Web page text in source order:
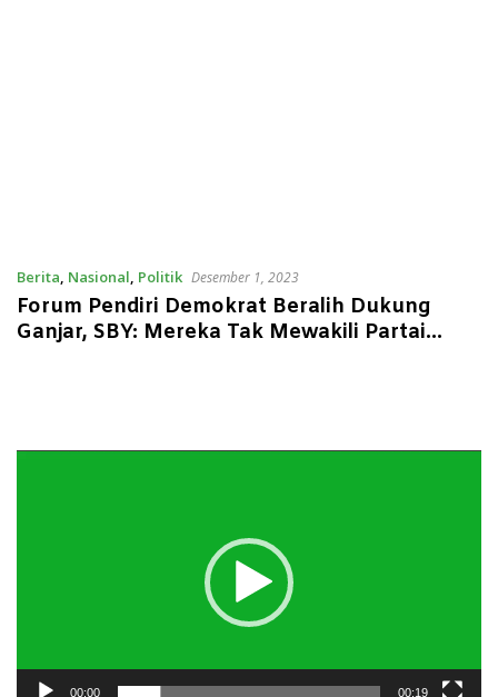
Berita, Nasional, Politik Desember 1, 2023
Forum Pendiri Demokrat Beralih Dukung
Ganjar, SBY: Mereka Tak Mewakili Partai
00:00 00:19